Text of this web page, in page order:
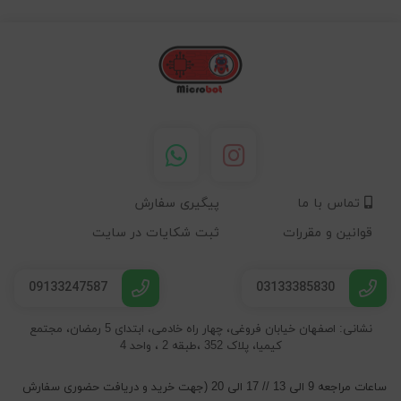
تماس با ما
پیگیری سفارش
قوانین و مقررات
ثبت شکایات در سایت
03133385830
09133247587
نشانی: اصفهان خیابان فروغی، چهار راه خادمی، ابتدای 5 رمضان، مجتمع
کیمیا، پلاک 352 ،طبقه 2 ، واحد 4
ساعات مراجعه 9 الی 13 // 17 الی 20 (جهت خرید و دریافت حضوری سفارش